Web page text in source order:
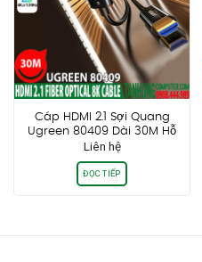
Cáp HDMI 2.1 Sợi Quang
Ugreen 80409 Dài 30M Hỗ
Trợ 8K@60Hz HDR, EARC
Cao Cấp
Liên hệ
ĐỌC TIẾP